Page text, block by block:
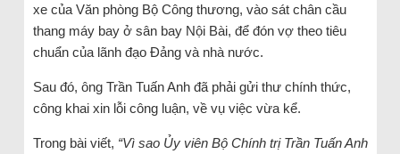
xe của Văn phòng Bộ Công thương, vào sát chân cầu
thang máy bay ở sân bay Nội Bài, để đón vợ theo tiêu
chuẩn của lãnh đạo Đảng và nhà nước.
Sau đó, ông Trần Tuấn Anh đã phải gửi thư chính thức,
công khai xin lỗi công luận, về vụ việc vừa kể.
Trong bài viết, “Vì sao Ủy viên Bộ Chính trị Trần Tuấn Anh